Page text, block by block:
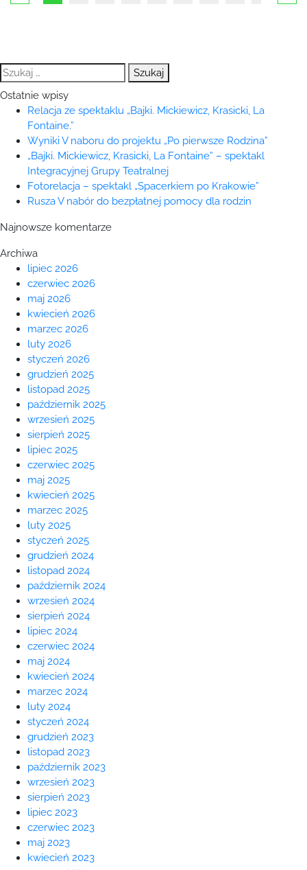
Szukaj:
Ostatnie wpisy
Relacja ze spektaklu „Bajki. Mickiewicz, Krasicki, La
Fontaine.”
Wyniki V naboru do projektu „Po pierwsze Rodzina”
„Bajki. Mickiewicz, Krasicki, La Fontaine” – spektakl
Integracyjnej Grupy Teatralnej
Fotorelacja – spektakl „Spacerkiem po Krakowie”
Rusza V nabór do bezpłatnej pomocy dla rodzin
Najnowsze komentarze
Archiwa
lipiec 2026
czerwiec 2026
maj 2026
kwiecień 2026
marzec 2026
luty 2026
styczeń 2026
grudzień 2025
listopad 2025
październik 2025
wrzesień 2025
sierpień 2025
lipiec 2025
czerwiec 2025
maj 2025
kwiecień 2025
marzec 2025
luty 2025
styczeń 2025
grudzień 2024
listopad 2024
październik 2024
wrzesień 2024
sierpień 2024
lipiec 2024
czerwiec 2024
maj 2024
kwiecień 2024
marzec 2024
luty 2024
styczeń 2024
grudzień 2023
listopad 2023
październik 2023
wrzesień 2023
sierpień 2023
lipiec 2023
czerwiec 2023
maj 2023
kwiecień 2023